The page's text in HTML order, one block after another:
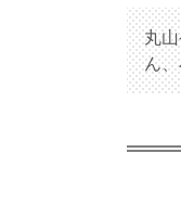
丸
ん